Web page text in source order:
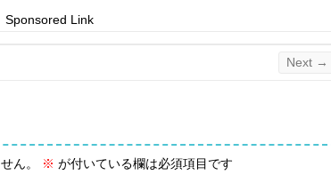
Sponsored Link
Next →
ん。 ※ が付いている欄は必須項目です